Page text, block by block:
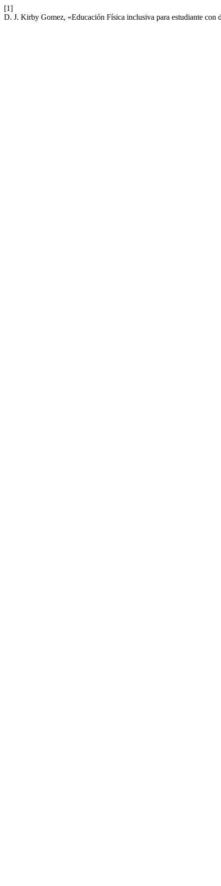
[1]
D. J. Kirby Gomez, «Educación Física inclusiva para estudiante con